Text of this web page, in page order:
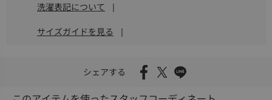
洗濯表記について |
サイズガイドを見る |
シェアする